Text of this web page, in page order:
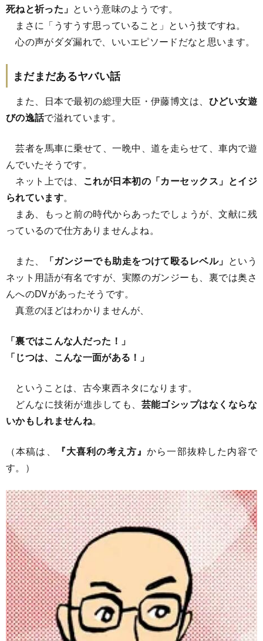
死ねと祈った」 という意味のようです。
まさに「うすうす思っていること」という技ですね。
心の声がダダ漏れで、いいエピソードだなと思います。
まだまだあるヤバい話
また、日本で最初の総理大臣・伊藤博文は、 ひどい女遊
びの逸話で溢れています。
芸者を馬車に乗せて、一晩中、道を走らせて、車内で遊
んでいたそうです。
ネット上では、 これが日本初の「カーセックス」とイジ
られています。
まあ、もっと前の時代からあったでしょうが、文献に残
っているので仕方ありませんよね。
また、 「ガンジーでも助走をつけて殴るレベル」 という
ネット用語が有名ですが、実際のガンジーも、裏では奥さ
んへのDVがあったそうです。
真意のほどはわかりませんが、
「裏ではこんな人だった！」
「じつは、こんな一面がある！」
ということは、古今東西ネタになります。
どんなに技術が進歩しても、 芸能ゴシップはなくならな
いかもしれませんね。
（本稿は、 『大喜利の考え方』から一部抜粋した内容で
す。）